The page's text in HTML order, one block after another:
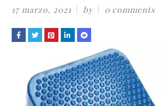
17 marzo, 2021 by 0 comments